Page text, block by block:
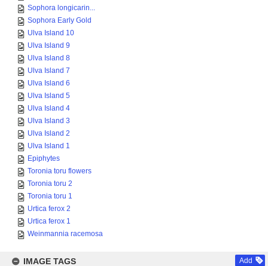
Sophora longicarin...
Sophora Early Gold
Ulva Island 10
Ulva Island 9
Ulva Island 8
Ulva Island 7
Ulva Island 6
Ulva Island 5
Ulva Island 4
Ulva Island 3
Ulva Island 2
Ulva Island 1
Epiphytes
Toronia toru flowers
Toronia toru 2
Toronia toru 1
Urtica ferox 2
Urtica ferox 1
Weinmannia racemosa
IMAGE TAGS Add